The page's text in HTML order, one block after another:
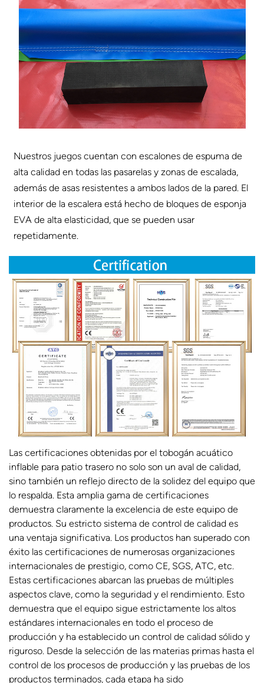
Nuestros juegos cuentan con escalones de espuma de
alta calidad en todas las pasarelas y zonas de escalada,
además de asas resistentes a ambos lados de la pared. El
interior de la escalera está hecho de bloques de esponja
EVA de alta elasticidad, que se pueden usar
repetidamente.
Las certificaciones obtenidas por el tobogán acuático
inflable para patio trasero no solo son un aval de calidad,
sino también un reflejo directo de la solidez del equipo que
lo respalda. Esta amplia gama de certificaciones
demuestra claramente la excelencia de este equipo de
productos. Su estricto sistema de control de calidad es
una ventaja significativa. Los productos han superado con
éxito las certificaciones de numerosas organizaciones
internacionales de prestigio, como CE, SGS, ATC, etc.
Estas certificaciones abarcan las pruebas de múltiples
aspectos clave, como la seguridad y el rendimiento. Esto
demuestra que el equipo sigue estrictamente los altos
estándares internacionales en todo el proceso de
producción y ha establecido un control de calidad sólido y
riguroso. Desde la selección de las materias primas hasta el
control de los procesos de producción y las pruebas de los
productos terminados, cada etapa ha sido